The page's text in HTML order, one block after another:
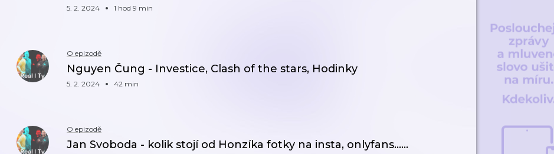
5. 2. 2024 1 hod 9 min
O epizodě
Nguyen Čung - Investice, Clash of the stars, Hodinky
5. 2. 2024 42 min
O epizodě
Jan Svoboda - kolik stojí od Honzíka fotky na insta, onlyfans......